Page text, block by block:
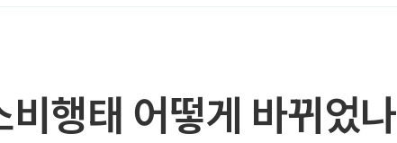
행태 어떻게 바뀌었나